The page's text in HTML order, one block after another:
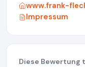
www.frank-
Impressum
Diese Bewertung